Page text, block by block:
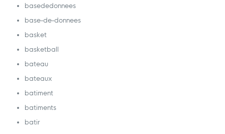
basededonnees
base-de-donnees
basket
basketball
bateau
bateaux
batiment
batiments
batir